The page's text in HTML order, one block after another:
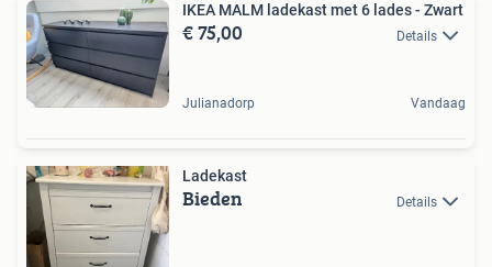
IKEA MALM ladekast met 6 lades - Zwart
€ 75,00 Details
Julianadorp Vandaag
Ladekast
Bieden Details